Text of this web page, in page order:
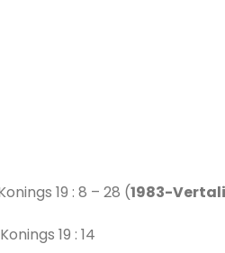
19 : 8 – 28 (1983-
19 : 14